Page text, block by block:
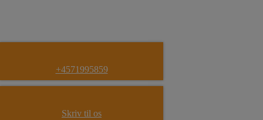
+4571995859
Skriv til os